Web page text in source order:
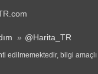
@Harita_TR
edilmemektedir, bilgi amaçlı